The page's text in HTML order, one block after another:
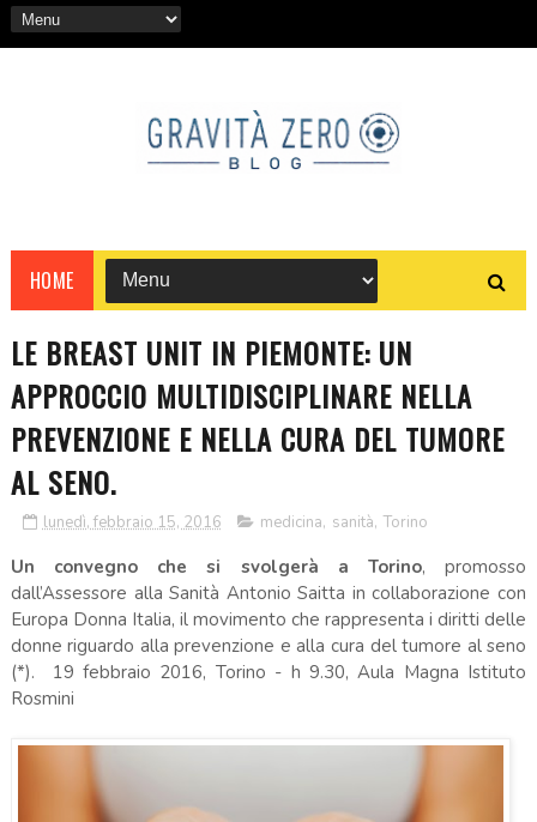
HOME
LE BREAST UNIT IN PIEMONTE: UN
APPROCCIO MULTIDISCIPLINARE NELLA
PREVENZIONE E NELLA CURA DEL TUMORE
AL SENO.
lunedì, febbraio 15, 2016 medicina, sanità, Torino
Un convegno che si svolgerà a Torino, promosso
dall’Assessore alla Sanità Antonio Saitta in collaborazione con
Europa Donna Italia, il movimento che rappresenta i diritti delle
donne riguardo alla prevenzione e alla cura del tumore al seno
(*). 19 febbraio 2016, Torino - h 9.30, Aula Magna Istituto
Rosmini